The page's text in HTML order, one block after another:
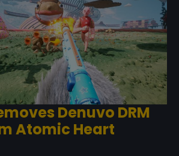
Denuvo DRM
Atomic Heart